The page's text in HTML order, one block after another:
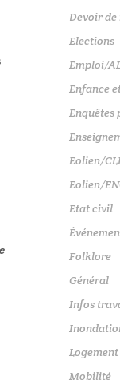
Devoir
Elections
Emploi/
Enfance
Enquêtes
Eolien/
Eolien/
Etat civil
Folklore
Général
Infos
Logement
Mobilité